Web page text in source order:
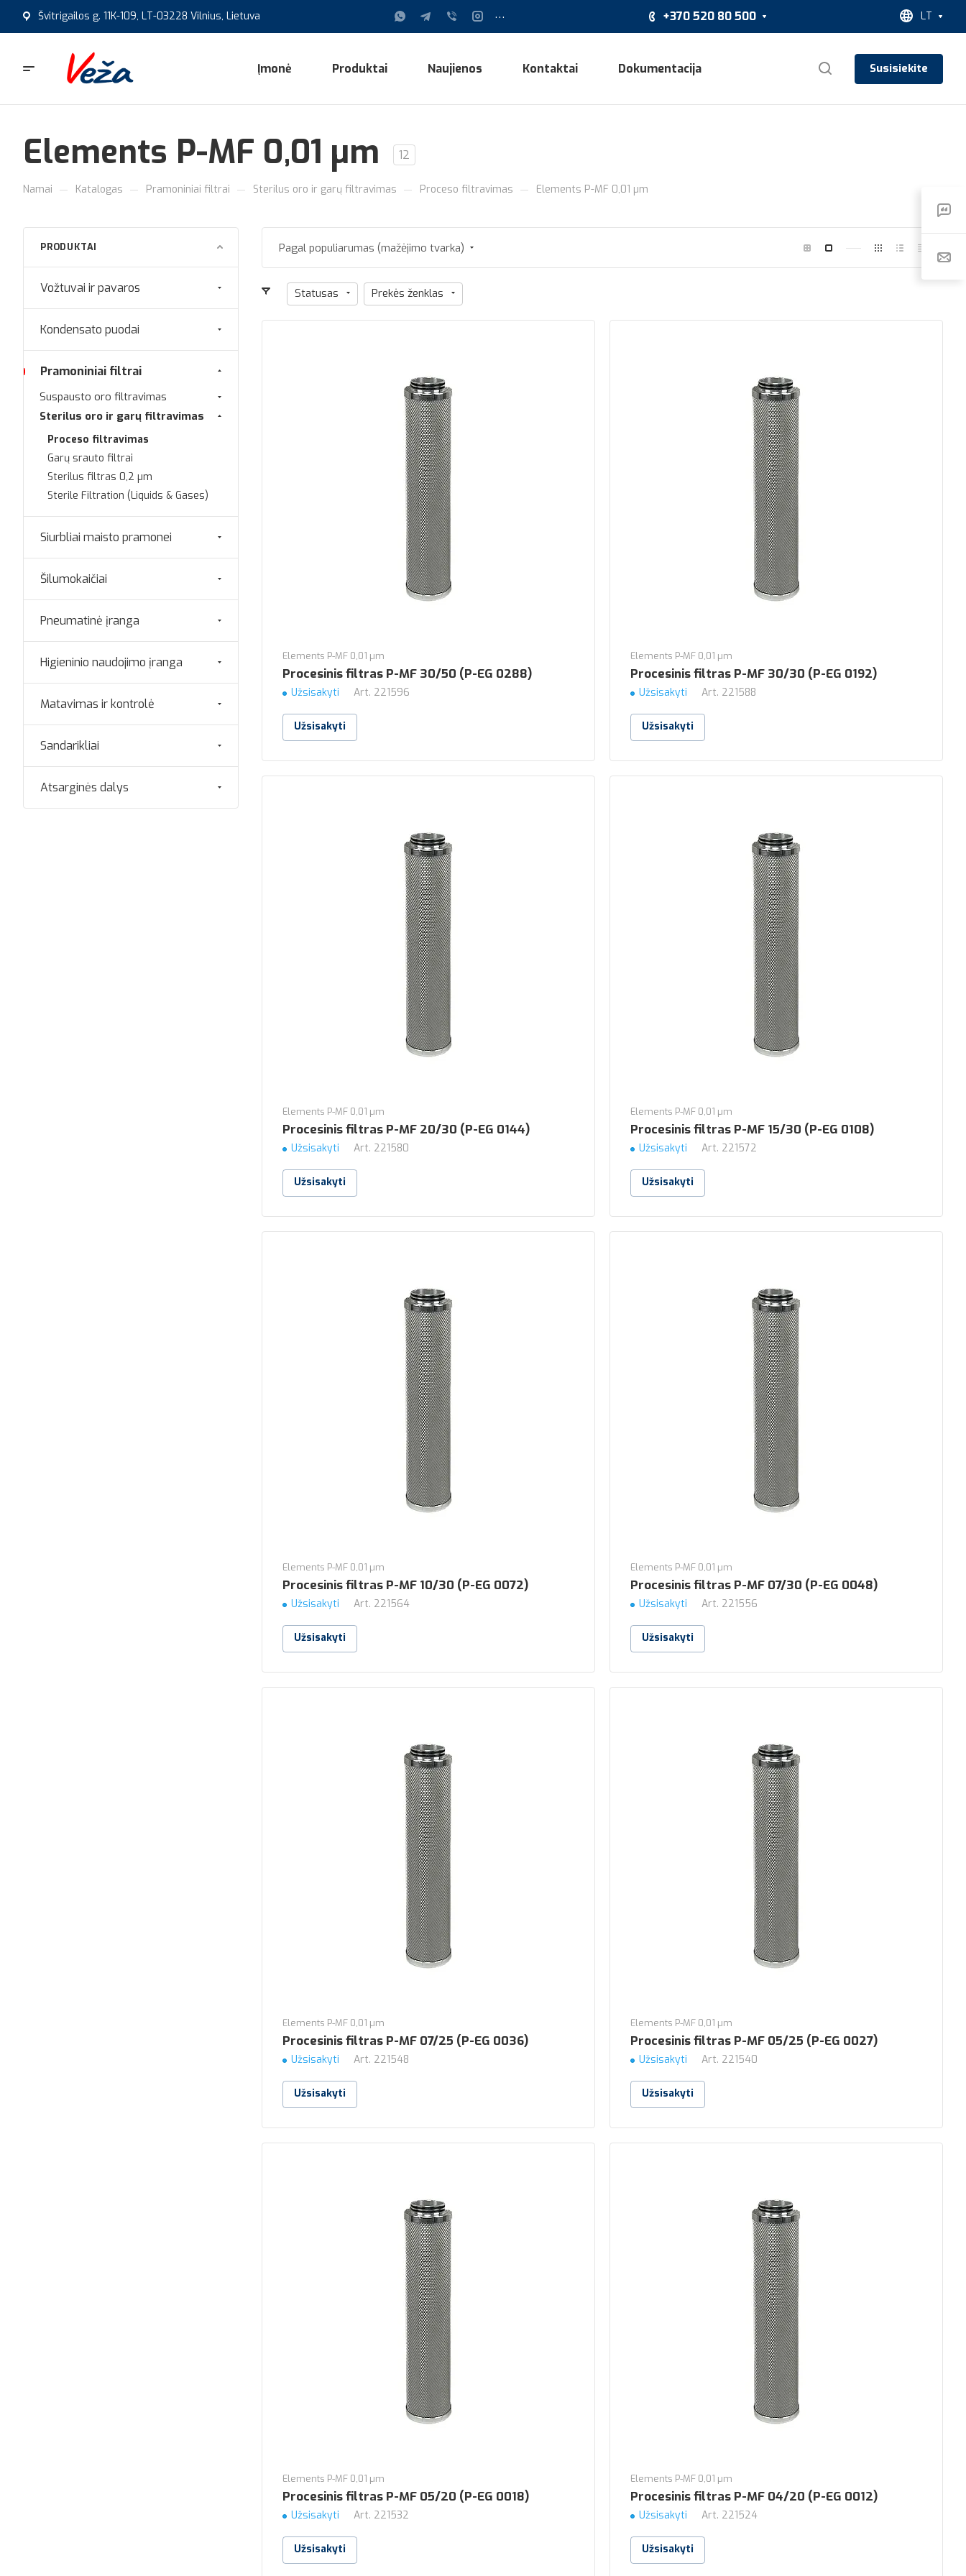
Švitrigailos g. 11K-109, LT-03228 Vilnius, Lietuva ... +370 520 80 500 LT
Įmonė Produktai Naujienos Kontaktai Dokumentacija Susisiekite
Elements P-MF 0,01 µm 12
Namai — Katalogas — Pramoniniai filtrai — Sterilus oro ir garų filtravimas — Proceso filtravimas — Elements P-MF 0,01 µm
Pagal populiarumas (mažėjimo tvarka)
Statusas Prekės ženklas
Elements P-MF 0,01 µm
Procesinis filtras P-MF 30/50 (P-EG 0288)
Užsisakyti Art. 221596
Užsisakyti
Elements P-MF 0,01 µm
Procesinis filtras P-MF 30/30 (P-EG 0192)
Užsisakyti Art. 221588
Užsisakyti
Elements P-MF 0,01 µm
Procesinis filtras P-MF 20/30 (P-EG 0144)
Užsisakyti Art. 221580
Užsisakyti
Elements P-MF 0,01 µm
Procesinis filtras P-MF 15/30 (P-EG 0108)
Užsisakyti Art. 221572
Užsisakyti
Elements P-MF 0,01 µm
Procesinis filtras P-MF 10/30 (P-EG 0072)
Užsisakyti Art. 221564
Užsisakyti
Elements P-MF 0,01 µm
Procesinis filtras P-MF 07/30 (P-EG 0048)
Užsisakyti Art. 221556
Užsisakyti
Elements P-MF 0,01 µm
Procesinis filtras P-MF 07/25 (P-EG 0036)
Užsisakyti Art. 221548
Užsisakyti
Elements P-MF 0,01 µm
Procesinis filtras P-MF 05/25 (P-EG 0027)
Užsisakyti Art. 221540
Užsisakyti
Elements P-MF 0,01 µm
Procesinis filtras P-MF 05/20 (P-EG 0018)
Užsisakyti Art. 221532
Užsisakyti
Elements P-MF 0,01 µm
Procesinis filtras P-MF 04/20 (P-EG 0012)
Užsisakyti Art. 221524
Užsisakyti
PRODUKTAI
Vožtuvai ir pavaros
Kondensato puodai
Pramoniniai filtrai
Suspausto oro filtravimas
Sterilus oro ir garų filtravimas
Proceso filtravimas
Garų srauto filtrai
Sterilus filtras 0,2 µm
Sterile Filtration (Liquids & Gases)
Siurbliai maisto pramonei
Šilumokaičiai
Pneumatinė įranga
Higieninio naudojimo įranga
Matavimas ir kontrolė
Sandarikliai
Atsarginės dalys